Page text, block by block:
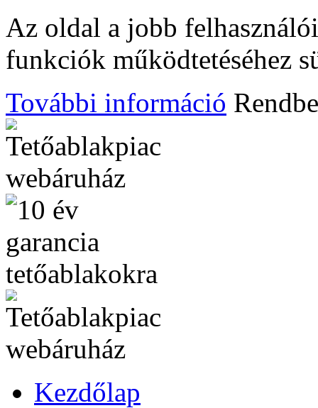
Az oldal a jobb
funkciók működtetéséhez
További információ
Kezdőlap